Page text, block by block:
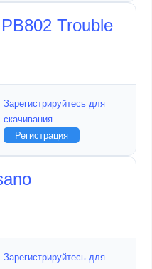
Trouble
Зарегистрируйтесь для
скачивания
Регистрация
Зарегистрируйтесь для